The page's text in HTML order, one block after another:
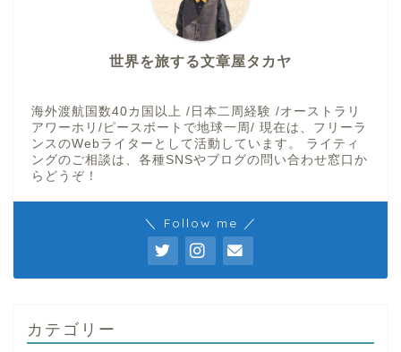
世界を旅する文章屋タカヤ
海外渡航国数40カ国以上 /日本二周経験 /オーストラリ
アワーホリ/ピースボートで地球一周/ 現在は、フリーラ
ンスのWebライターとして活動しています。 ライティ
ングのご相談は、各種SNSやブログの問い合わせ窓口か
らどうぞ！
＼ Follow me ／
カテゴリー